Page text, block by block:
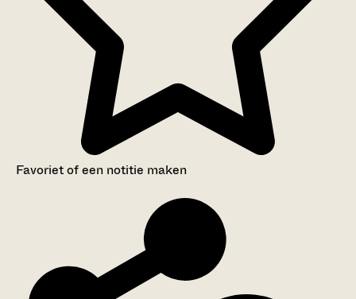
Favoriet of een notitie maken